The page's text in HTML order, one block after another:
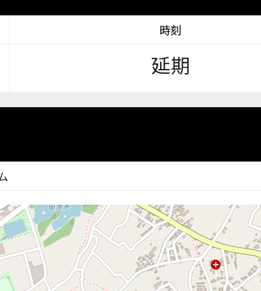
時刻
延期